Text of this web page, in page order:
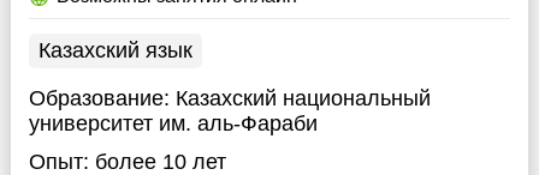
Казахский язык
Образование: Казахский национальный
университет им. аль-Фараби
Опыт: более 10 лет